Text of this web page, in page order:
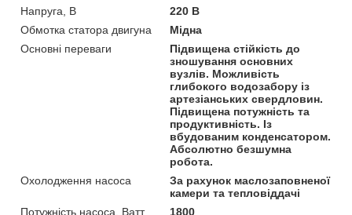
Напруга, В
220 В
Обмотка статора двигуна
Мідна
Основні переваги
Підвищена стійкість до
зношування основних
вузлів. Можливість
глибокого водозабору із
артезіанських свердловин.
Підвищена потужність та
продуктивність. Із
вбудованим конденсатором.
Абсолютно безшумна
робота.
Охолодження насоса
За рахунок маслозаповненої
камери та тепловіддачі
Потужність насоса, Ватт
1800